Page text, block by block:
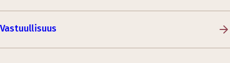
Vastuullisuus